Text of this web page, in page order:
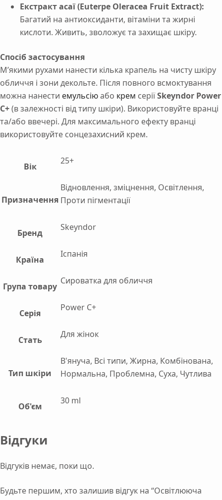
Екстракт асаї (Euterpe Oleracea Fruit Extract):
Багатий на антиоксиданти, вітаміни та жирні
кислоти. Живить, зволожує та захищає шкіру.
Спосіб застосування
М’якими рухами нанести кілька крапель на чисту шкіру
обличчя і зони декольте. Після повного всмоктування
можна нанести емульсіюабо крем серіїSkeyndor Power
C+(в залежності від типу шкіри). Використовуйте вранці
та/або ввечері. Для максимального ефекту вранці
використовуйте сонцезахисний крем.
Вік
25+
Призначення
Відновлення, зміцнення, Освітлення,
Проти пігментації
Бренд
Skeyndor
Країна
Іспанія
Група товару
Сироватка для обличчя
Серія
Power C+
Стать
Для жінок
Тип шкіри
В'януча, Всі типи, Жирна, Комбінована,
Нормальна, Проблемна, Суха, Чутлива
Об'єм
30 ml
Відгуки
Відгуків немає, поки що.
Будьте першим, хто залишив відгук на “Освітлююча